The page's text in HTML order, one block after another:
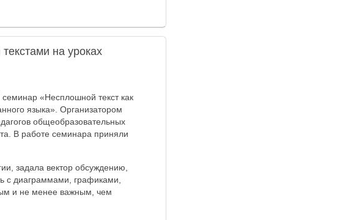
на уроках
«Несплошной текст как
языка». Организатором
общеобразовательных
В работе семинара приняли
задала вектор обсуждению,
с диаграммами, графиками,
и не менее важным, чем